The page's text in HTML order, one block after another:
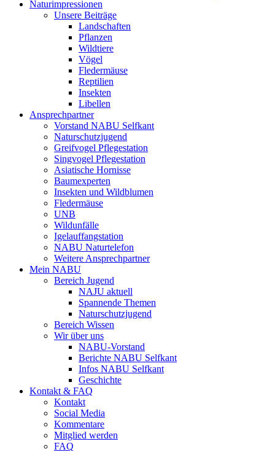
Naturimpressionen
Unsere Beiträge
Landschaften
Pflanzen
Wildtiere
Vögel
Fledermäuse
Reptilien
Insekten
Libellen
Ansprechpartner
Vorstand NABU Selfkant
Naturschutzjugend
Greifvogel Pflegestation
Singvogel Pflegestation
Asiatische Hornisse
Baumexperten
Insekten und Wildblumen
Fledermäuse
UNB
Wildunfälle
Igelauffangstation
NABU Naturtelefon
Weitere Ansprechpartner
Mein NABU
Bereich Jugend
NAJU aktuell
Spannende Themen
Naturschutzjugend
Bereich Wissen
Wir über uns
NABU-Vorstand
Berichte NABU Selfkant
Infos NABU Selfkant
Geschichte
Kontakt & FAQ
Kontakt
Social Media
Kommentare
Mitglied werden
FAQ